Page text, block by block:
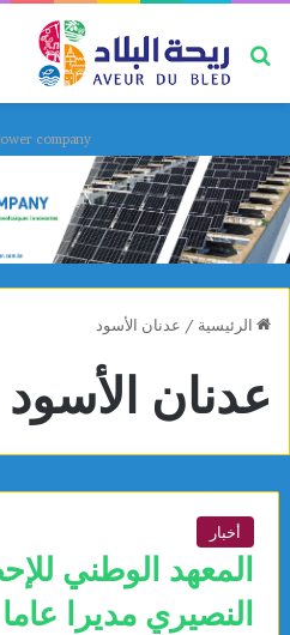
بحث عن
company
الرئيسية / عدنان الأسود
عدنان الأسود
أخبار
المعهد الوطني
النصيري مديرا